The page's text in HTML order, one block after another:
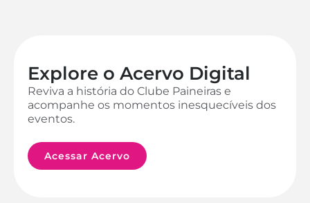
Explore o Acervo Digital
Reviva a história do Clube Paineiras e
acompanhe os momentos inesquecíveis dos
eventos.
Acessar Acervo